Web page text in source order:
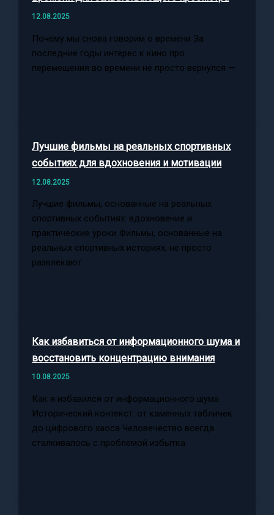
12.08.2025
Почему мы снова говорим о времени За
последние годы интерес к кино про
перемещения во времени не просто вернулся —
Лучшие фильмы на реальных спортивных
событиях для вдохновения и мотивации
12.08.2025
Лучшие фильмы, основанные на реальных
спортивных событиях: вдохновение и
практические уроки Фильмы, основанные на
реальных спортивных историях, не просто
развлекают
Как избавиться от информационного шума и
восстановить концентрацию внимания
10.08.2025
Как я избавился от информационного шума
Исторический контекст: от каменных табличек
до цифрового хаоса Человечество всегда
сталкивалось с проблемой избытка